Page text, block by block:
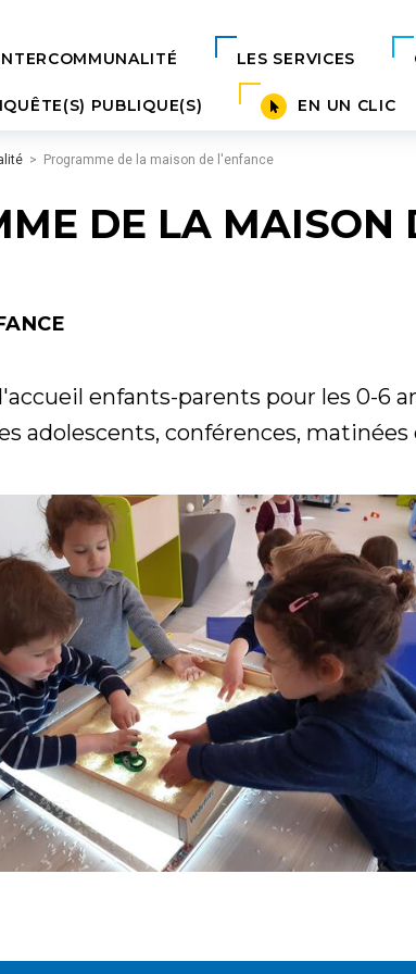
LES SERVICES
PUBLIQUE(S) EN UN CLIC
Programme de la maison de l'enfance
DE LA MAISON
:
enfants-parents pour les 0-6
adolescents, conférences,